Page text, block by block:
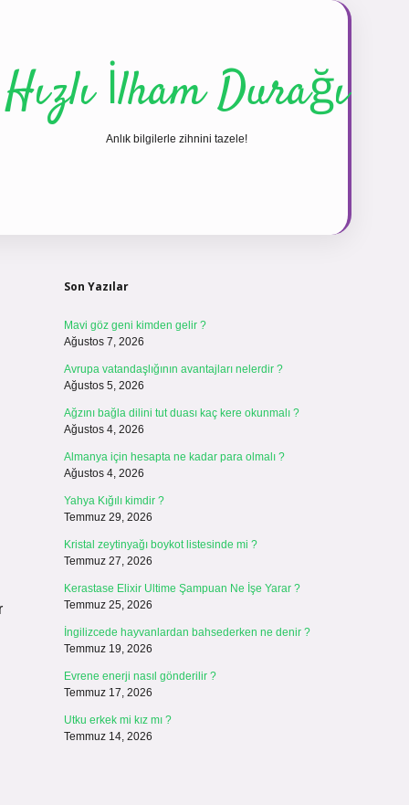
Hızlı İlham Durağı
Anlık bilgilerle zihnini tazele!
Son Yazılar
Mavi göz geni kimden gelir ?
Ağustos 7, 2026
Avrupa vatandaşlığının avantajları nelerdir ?
Ağustos 5, 2026
Ağzını bağla dilini tut duası kaç kere okunmalı ?
Ağustos 4, 2026
Almanya için hesapta ne kadar para olmalı ?
Ağustos 4, 2026
Yahya Kığılı kimdir ?
Temmuz 29, 2026
Kristal zeytinyağı boykot listesinde mi ?
Temmuz 27, 2026
Kerastase Elixir Ultime Şampuan Ne İşe Yarar ?
Temmuz 25, 2026
İngilizcede hayvanlardan bahsederken ne denir ?
Temmuz 19, 2026
Evrene enerji nasıl gönderilir ?
Temmuz 17, 2026
Utku erkek mi kız mı ?
Temmuz 14, 2026